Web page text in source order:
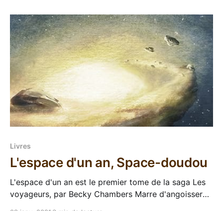
Livres
L'espace d'un an, Space-doudou
L'espace d'un an est le premier tome de la saga Les
voyageurs, par Becky Chambers Marre d'angoisser